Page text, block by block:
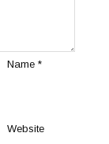
Name*
Website